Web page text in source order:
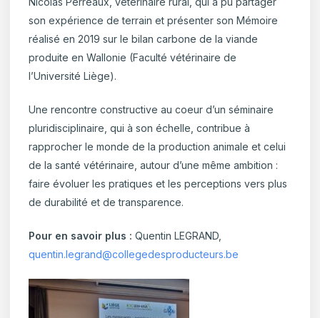
son expérience de terrain et présenter son Mémoire
réalisé en 2019 sur le bilan carbone de la viande
produite en Wallonie (Faculté vétérinaire de
l’Université Liège).
Une rencontre constructive au coeur d’un séminaire
pluridisciplinaire, qui à son échelle, contribue à
rapprocher le monde de la production animale et celui
de la santé vétérinaire, autour d’une même ambition :
faire évoluer les pratiques et les perceptions vers plus
de durabilité et de transparence.
Pour en savoir plus : Quentin LEGRAND,
quentin.legrand@collegedesproducteurs.be